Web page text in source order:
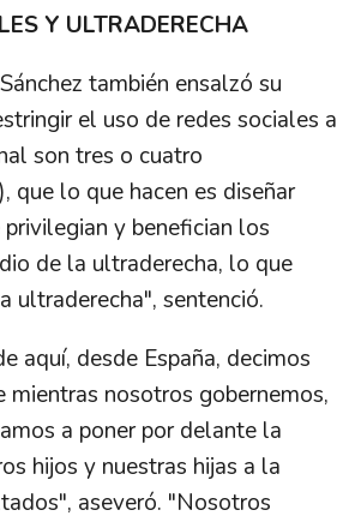
Y ULTRADERECHA
también ensalzó su
el uso de redes sociales a
son tres o cuatro
que lo que hacen es diseñar
y benefician los
de la ultraderecha, lo que
ultraderecha", sentenció.
aquí, desde España, decimos
nosotros gobernemos,
a poner por delante la
hijos y nuestras hijas a la
aseveró. "Nosotros